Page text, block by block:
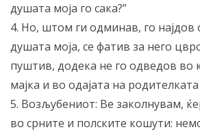
душата моја го сака?”
4. Но, штом ги одминав, го најдов
душата моја, се фатив за него
пуштив, додека не го одведов во
мајка и во одајата на родителката
5. Возљубениот: Ве заколнувам,
во срните и полските кошути: